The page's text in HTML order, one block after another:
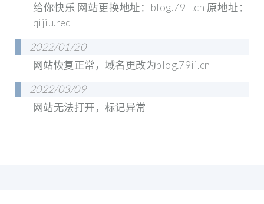
给你快乐 网站更换地址：blog.79ll.cn 原地址：
qijiu.red
2022/01/20
网站恢复正常，域名更改为blog.79ii.cn
2022/03/09
网站无法打开，标记异常